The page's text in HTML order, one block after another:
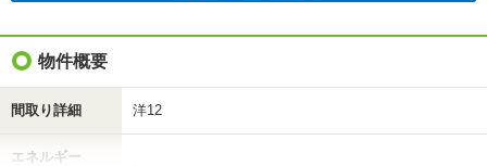
物件概要
間取り詳細 洋12
エネルギー